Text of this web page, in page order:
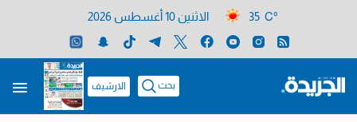
35 C° الاثنين 10 أغسطس 2026
بحث الارشيف